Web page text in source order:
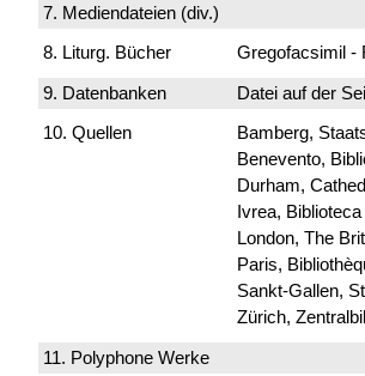
7. Mediendateien (div.)
8. Liturg. Bücher
Gregofacsimil -
9. Datenbanken
Datei auf der
10. Quellen
Bamberg,
Benevento,
Durham,
Ivrea,
London, The
Paris,
Sankt-Gallen,
Zürich,
11. Polyphone Werke